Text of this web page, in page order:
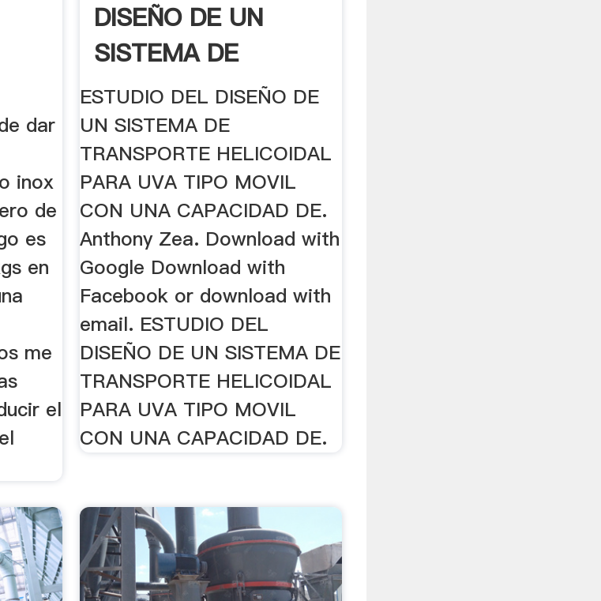
dar
inox
de
es
en
me
el
DISEÑO DE UN
SISTEMA DE
TRANSPORTE
HELICOIDAL .
ESTUDIO DEL DISEÑO DE
UN SISTEMA DE
TRANSPORTE HELICOIDAL
PARA UVA TIPO MOVIL
CON UNA CAPACIDAD DE.
Anthony Zea. Download with
Google Download with
Facebook or download with
email. ESTUDIO DEL
DISEÑO DE UN SISTEMA DE
TRANSPORTE HELICOIDAL
PARA UVA TIPO MOVIL
CON UNA CAPACIDAD DE.